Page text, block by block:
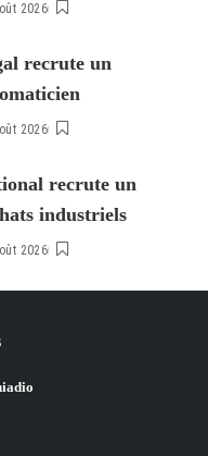
2026
recrute un
2026
recrute un
industriels
2026